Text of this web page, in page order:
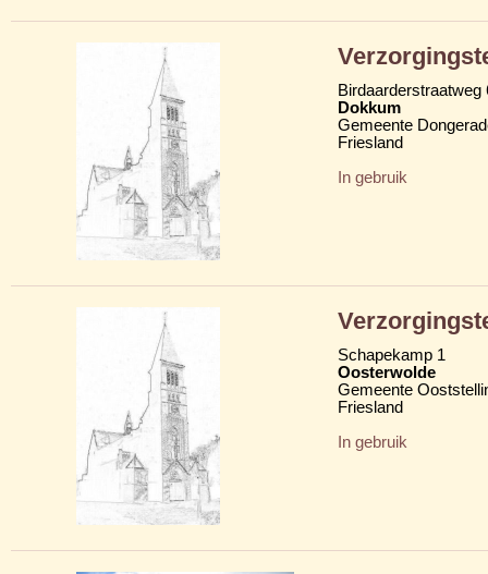
Birdaarderstraatweg
Dokkum
Gemeente
Friesland
In gebruik
Schapekamp 1
Oosterwolde
Gemeente
Friesland
In gebruik